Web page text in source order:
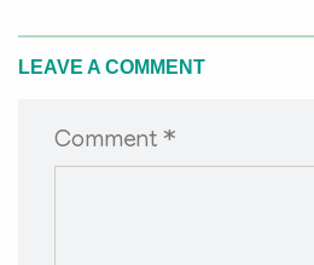
LEAVE A COMMENT
Comment *